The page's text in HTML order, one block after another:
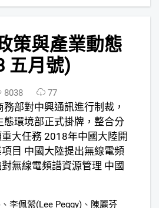
策與產業動態
五月號)
8038 77
務部對中興通訊進行制裁，
態環境部正式掛牌，整合分
大任務 2018年中國大陸開
目 中國大陸提出無線電頻
無線電頻譜資源管理 中國
、 李佩縈(Lee Peggy) 、 陳麗芬